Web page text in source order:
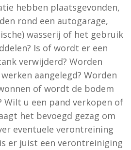
hebben plaatsgevonden,
rond een autogarage,
wasserij of het gebruik
Is of wordt er een
verwijderd? Worden
aangelegd? Worden
of wordt de bodem
Wilt u een pand verkopen of
het bevoegd gezag om
eventuele verontreining
er juist een verontreiniging